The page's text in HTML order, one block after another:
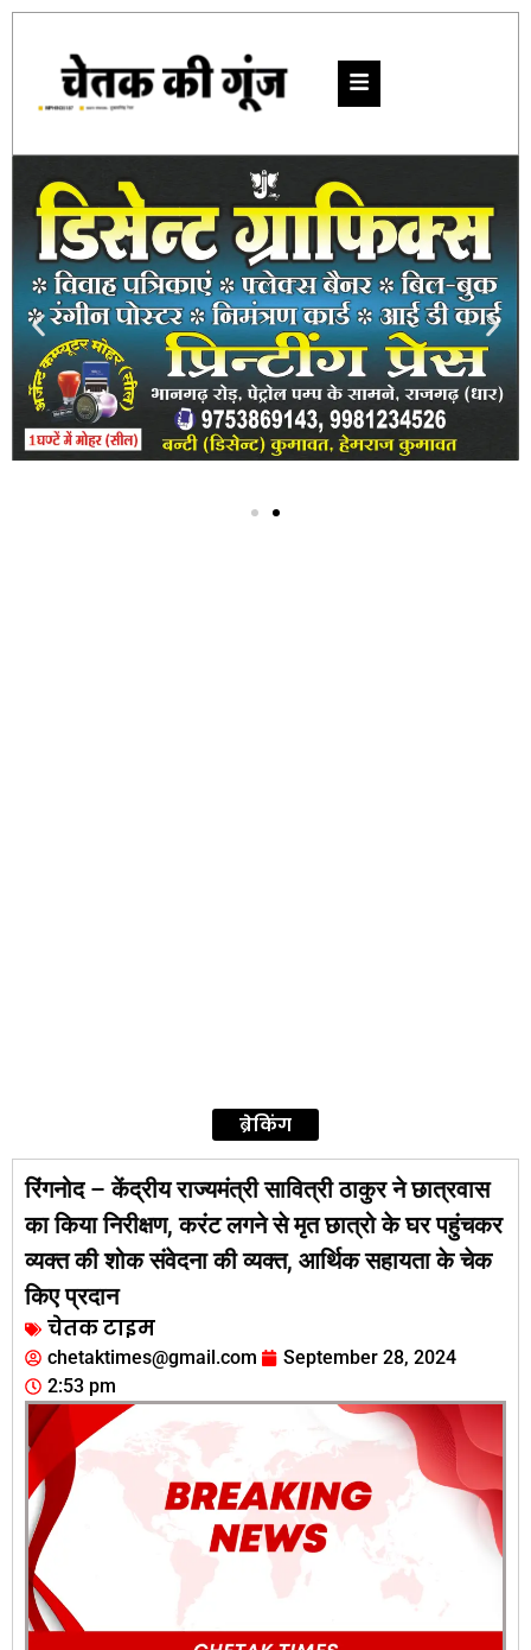
ब्रेकिंग
रिंगनोद – केंद्रीय राज्यमंत्री सावित्री ठाकुर ने छात्रवास
का किया निरीक्षण, करंट लगने से मृत छात्रो के घर पहुंचकर
व्यक्त की शोक संवेदना की व्यक्त, आर्थिक सहायता के चेक
किए प्रदान
चेतक टाइम
chetaktimes@gmail.com
September 28, 2024
2:53 pm